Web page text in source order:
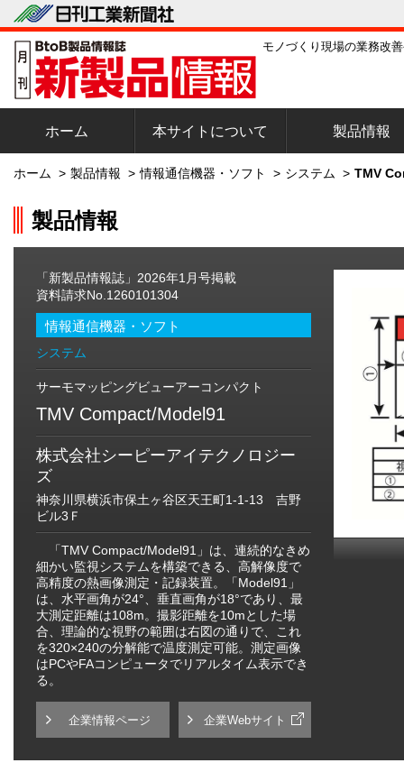
モノづくり現場の業務改
ホーム 本サイトについて 製品情報
ホーム > 製品情報 > 情報通信機器・ソフト > システム > TMV
製品情報
「新製品情報誌」2026年1月号掲載
資料請求No.1260101304
情報通信機器・ソフト
システム
サーモマッピングビューアーコンパクト
TMV Compact/Model91
株式会社シーピーアイテクノロジー
ズ
神奈川県横浜市保土ヶ谷区天王町1-1-13 吉野
ビル3Ｆ
「TMV Compact/Model91」は、連続的なきめ
細かい監視システムを構築できる、高解像度で
高精度の熱画像測定・記録装置。「Model91」
は、水平画角が24°、垂直画角が18°であり、最
大測定距離は108m。撮影距離を10mとした場
合、理論的な視野の範囲は右図の通りで、これ
を320×240の分解能で温度測定可能。測定画像
はPCやFAコンピュータでリアルタイム表示でき
る。
企業情報ページ 企業Webサイト